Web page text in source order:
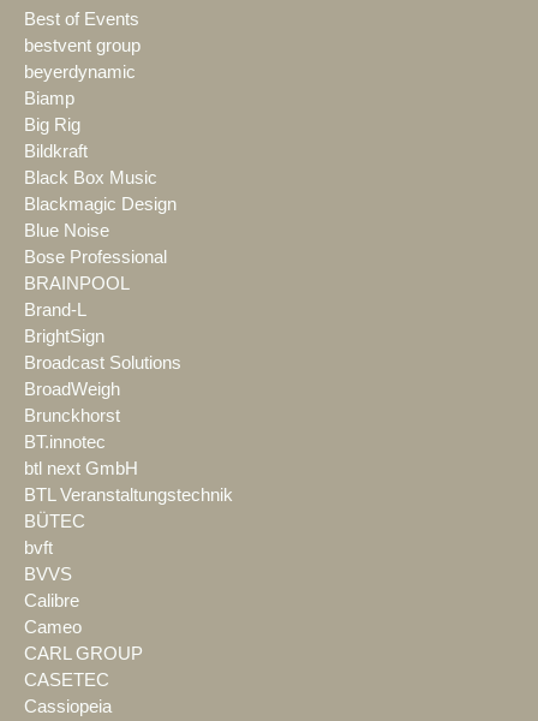
Best of Events
bestvent group
beyerdynamic
Biamp
Big Rig
Bildkraft
Black Box Music
Blackmagic Design
Blue Noise
Bose Professional
BRAINPOOL
Brand-L
BrightSign
Broadcast Solutions
BroadWeigh
Brunckhorst
BT.innotec
btl next GmbH
BTL Veranstaltungstechnik
BÜTEC
bvft
BVVS
Calibre
Cameo
CARL GROUP
CASETEC
Cassiopeia